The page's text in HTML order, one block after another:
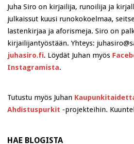
Juha Siro on kirjailija, runoilija ja
julkaissut kuusi runokokoelmaa,
lastenkirjaa ja aforismeja. Siro on
kirjailijantyöstään. Yhteys:
juhasiro.fi. Löydät Juhan myös
Instagramista.
Tutustu myös Juhan
Ahdistuspurkit -projekteihin.
HAE BLOGISTA